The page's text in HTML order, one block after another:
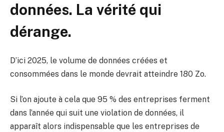
données. La vérité qui
dérange.
D’ici 2025, le volume de données créées et
consommées dans le monde devrait atteindre 180 Zo.
Si l’on ajoute à cela que 95 % des entreprises ferment
dans l’année qui suit une violation de données, il
apparaît alors indispensable que les entreprises de